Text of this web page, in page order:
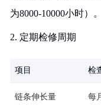
为8000-10000小时）。
2. 定期检修周期
项目 检
链条伸长量 每